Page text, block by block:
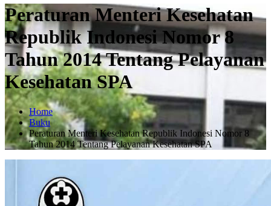
Peraturan Menteri Kesehatan
Republik Indonesi Nomor 8
Tahun 2014 Tentang Pelayanan
Kesehatan SPA
Home
Buku
Peraturan Menteri Kesehatan Republik Indonesi Nomor 8
Tahun 2014 Tentang Pelayanan Kesehatan SPA